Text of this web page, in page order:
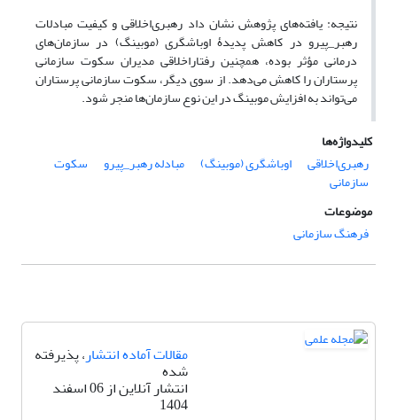
نتیجه: یافته‌های پژوهش نشان داد رهبری‌اخلاقی و کیفیت مبادلات
رهبر_پیرو در کاهش پدیدۀ اوباشگری (موبینگ) در سازمان‌های
درمانی مؤثر بوده، همچنین رفتاراخلاقی مدیران سکوت سازمانی
پرستاران را کاهش می‌دهد. از سوی دیگر، سکوت سازمانی پرستاران
می‌تواند به افزایش موبینگ در این نوع سازمان‌ها منجر شود.
کلیدواژه‌ها
رهبری‌اخلاقی
اوباشگری (موبینگ) مبادله رهبر_پیرو سکوت
سازمانی
موضوعات
فرهنگ سازمانی
مقالات آماده انتشار، پذیرفته
شده
انتشار آنلاین از 06 اسفند
1404